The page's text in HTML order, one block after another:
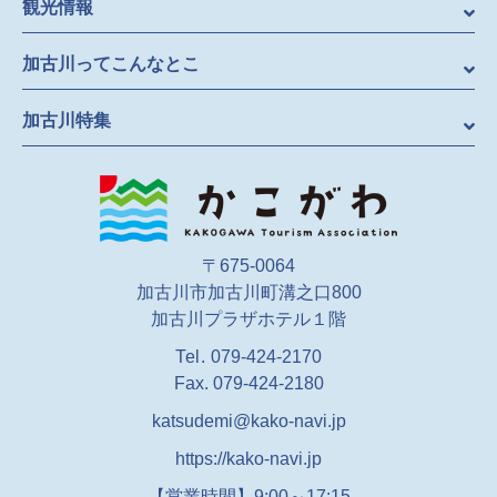
〒675-0064
加古川市加古川町溝之口800
加古川プラザホテル１階
Tel. 079-424-2170
Fax. 079-424-2180
katsudemi@kako-navi.jp
https://kako-navi.jp
観光情報
加古川ってこんなとこ
加古川特集